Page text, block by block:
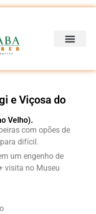
e Viçosa do
Velho).
com opões de
difícil.
um engenho de
visita no Museu